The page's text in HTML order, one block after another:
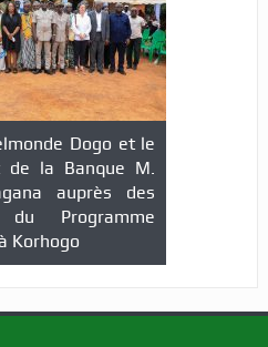
Dogo et le
de la Banque M.
auprès des
du Programme
Korhogo